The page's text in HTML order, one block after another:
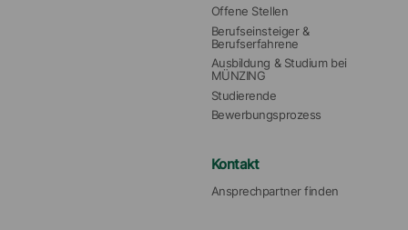
Offene Stellen
Berufseinsteiger &
Berufserfahrene
Ausbildung & Studium bei
MÜNZING
Studierende
Bewerbungsprozess
Kontakt
Ansprechpartner finden